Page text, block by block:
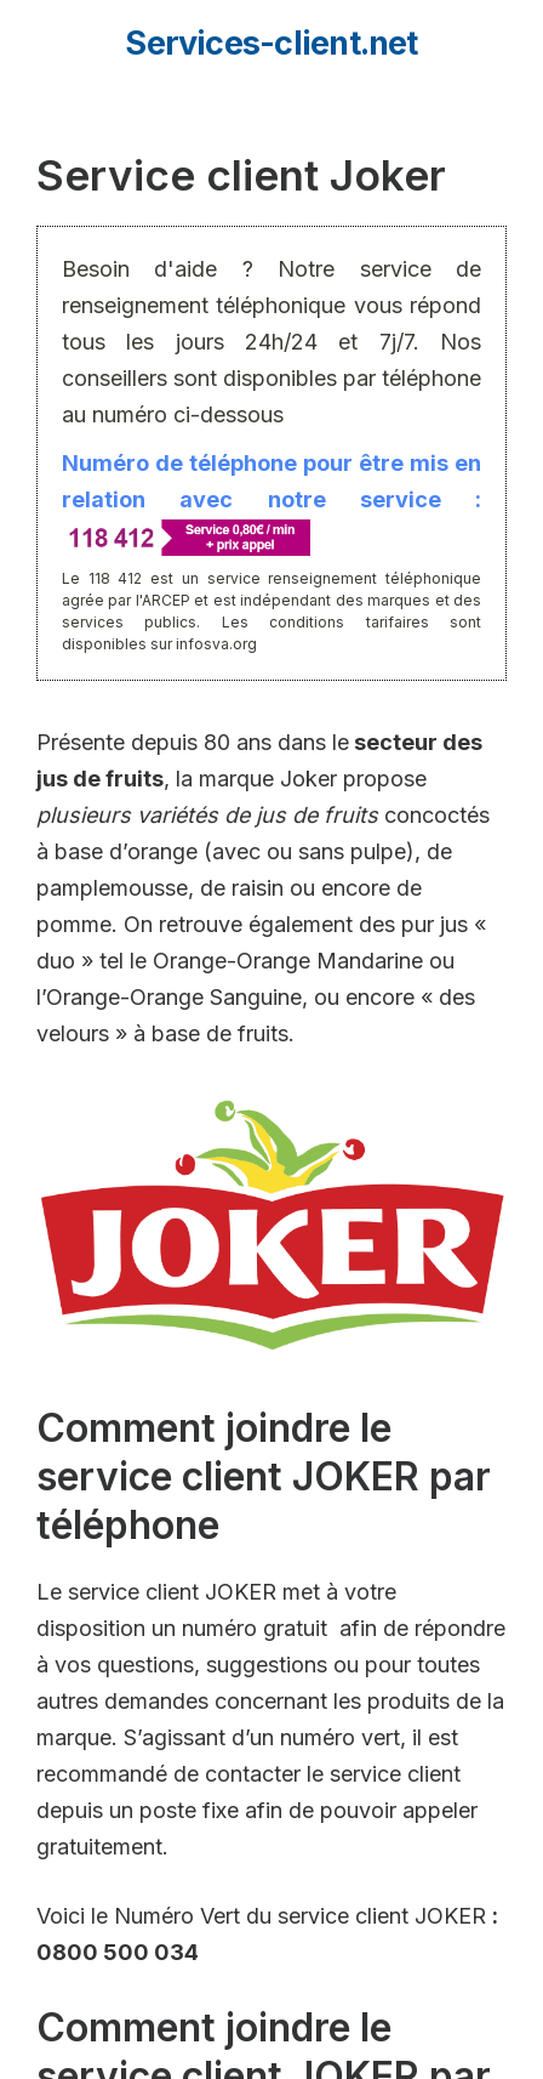
Services-client.net
Service client Joker
Besoin d'aide ? Notre service de
renseignement téléphonique vous répond
tous les jours 24h/24 et 7j/7. Nos
conseillers sont disponibles par téléphone
au numéro ci-dessous
Numéro de téléphone pour être mis en
relation avec notre service :
Le 118 412 est un service renseignement téléphonique
agrée par l'ARCEP et est indépendant des marques et des
services publics. Les conditions tarifaires sont
disponibles sur infosva.org
Présente depuis 80 ans dans le secteur des
jus de fruits, la marque Joker propose
plusieurs variétés de jus de fruitsconcoctés
à base d’orange (avec ou sans pulpe), de
pamplemousse, de raisin ou encore de
pomme. On retrouve également des pur jus «
duo » tel le Orange-Orange Mandarine ou
l’Orange-Orange Sanguine, ou encore « des
velours » à base de fruits.
Comment joindre le
service client JOKER par
téléphone
Le service client JOKER met à votre
disposition un numéro gratuit afin de répondre
à vos questions, suggestions ou pour toutes
autres demandes concernant les produits de la
marque. S’agissant d’un numéro vert, il est
recommandé de contacter le service client
depuis un poste fixe afin de pouvoir appeler
gratuitement.
Voici le Numéro Vert du service client JOKER :
0800 500 034
Comment joindre le